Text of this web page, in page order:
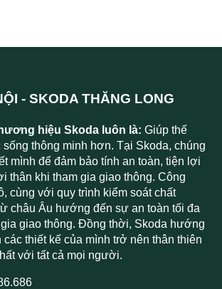
- SKODA THĂNG LONG
hiệu Skoda luôn là: Giúp thế
thông minh hơn. Tại Skoda, chúng
mình để đảm bảo tính an toàn, tiện lợi
thân khi tham gia giao thông. Công
cùng với quy trình kiểm soát chất
châu Âu hướng đến sự an toàn tối đa
giao thông. Đồng thời, Skoda hướng
thiết kế của mình trở nên thân thiên
với tất cả mọi người.